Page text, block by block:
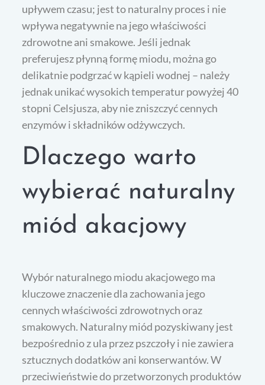
upływem czasu; jest to naturalny proces i nie
wpływa negatywnie na jego właściwości
zdrowotne ani smakowe. Jeśli jednak
preferujesz płynną formę miodu, można go
delikatnie podgrzać w kąpieli wodnej – należy
jednak unikać wysokich temperatur powyżej 40
stopni Celsjusza, aby nie zniszczyć cennych
enzymów i składników odżywczych.
Dlaczego warto
wybierać naturalny
miód akacjowy
Wybór naturalnego miodu akacjowego ma
kluczowe znaczenie dla zachowania jego
cennych właściwości zdrowotnych oraz
smakowych. Naturalny miód pozyskiwany jest
bezpośrednio z ula przez pszczoły i nie zawiera
sztucznych dodatków ani konserwantów. W
przeciwieństwie do przetworzonych produktów